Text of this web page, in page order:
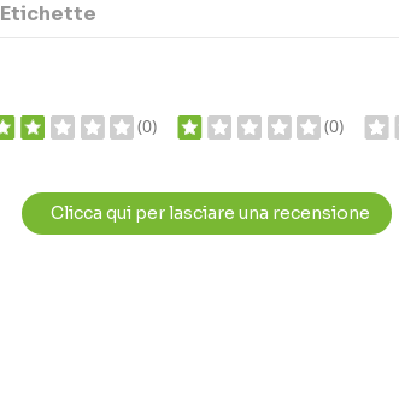
Etichette
(0) (0)
Clicca qui per lasciare una recensione